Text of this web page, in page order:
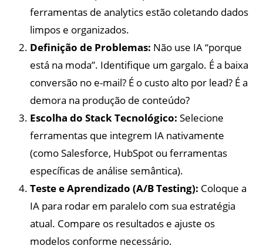
ferramentas de analytics estão coletando dados
limpos e organizados.
Definição de Problemas: Não use IA “porque
está na moda”. Identifique um gargalo. É a baixa
conversão no e-mail? É o custo alto por lead? É a
demora na produção de conteúdo?
Escolha do Stack Tecnológico: Selecione
ferramentas que integrem IA nativamente
(como Salesforce, HubSpot ou ferramentas
específicas de análise semântica).
Teste e Aprendizado (A/B Testing): Coloque a
IA para rodar em paralelo com sua estratégia
atual. Compare os resultados e ajuste os
modelos conforme necessário.